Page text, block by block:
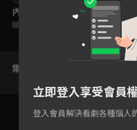
內容標籤
輔導十五歲級
集數列表
立即登入享受會員
登入會員解決看劇各種惱人